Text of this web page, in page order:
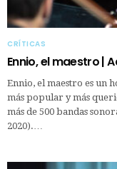
CRÍTICAS
Ennio, el maestro |
Ennio, el maestro es un
más popular y más
más de 500 bandas
2020).…